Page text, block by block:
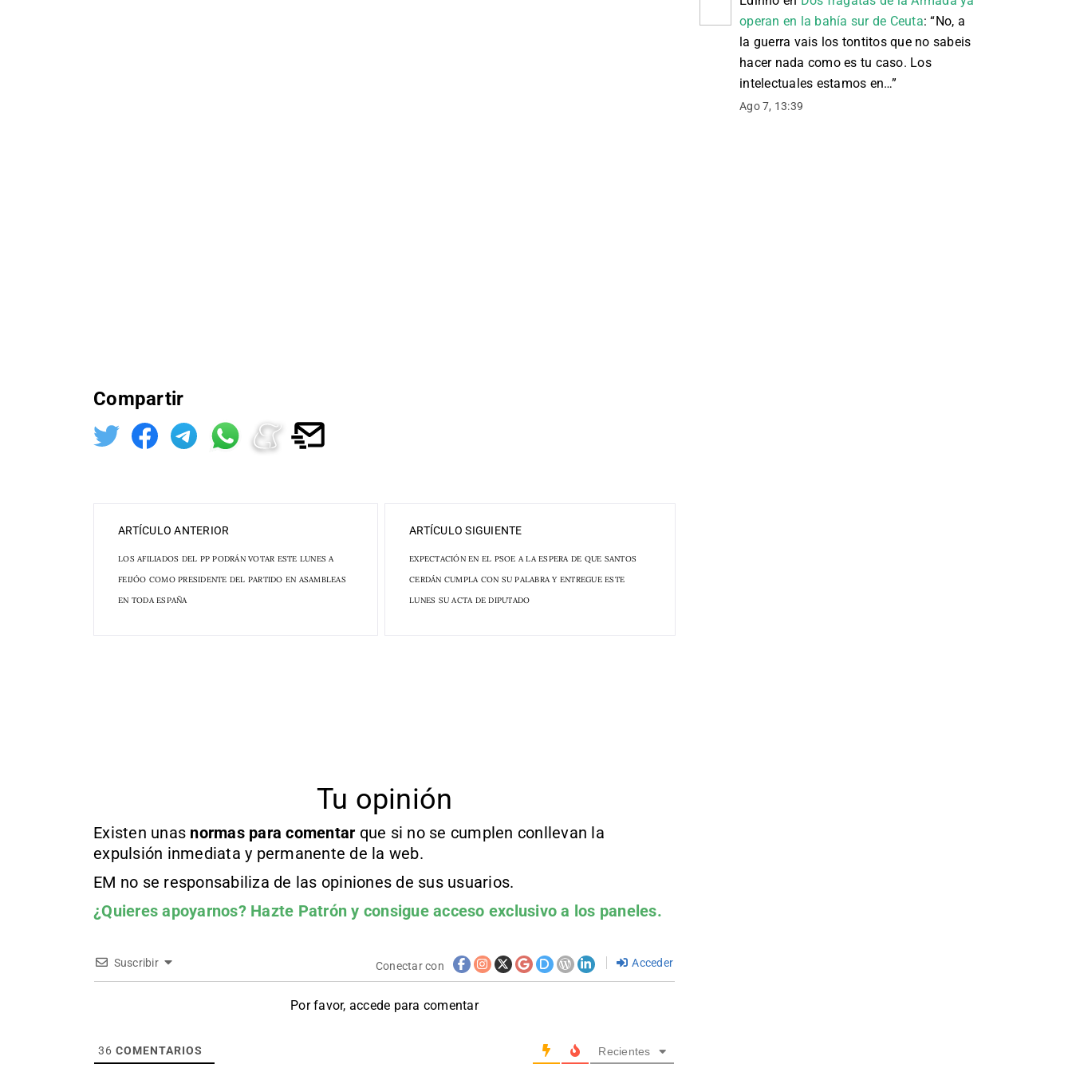
Compartir
ARTÍCULO ANTERIOR
LOS AFILIADOS DEL PP PODRÁN VOTAR ESTE LUNES A
FEIJÓO COMO PRESIDENTE DEL PARTIDO EN ASAMBLEAS
EN TODA ESPAÑA
ARTÍCULO SIGUIENTE
EXPECTACIÓN EN EL PSOE A LA ESPERA DE QUE SANTOS
CERDÁN CUMPLA CON SU PALABRA Y ENTREGUE ESTE
LUNES SU ACTA DE DIPUTADO
Tu opinión
Existen unas normas para comentar que si no se cumplen conllevan la
expulsión inmediata y permanente de la web.
EM no se responsabiliza de las opiniones de sus usuarios.
¿Quieres apoyarnos? Hazte Patrón y consigue acceso exclusivo a los paneles.
Suscribir Conectar con Acceder
Por favor, accede para comentar
36 COMENTARIOS Recientes
operan en la bahía sur de Ceuta: “No, a
la guerra vais los tontitos que no sabeis
hacer nada como es tu caso. Los
intelectuales estamos en…”
Ago 7, 13:39